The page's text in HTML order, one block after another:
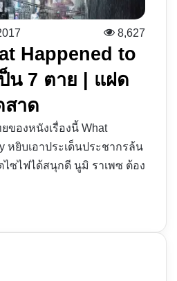
8,627
Happened to
น 7 ตาย | แฝด
สาด
ของหนังเรื่องนี้ What
หยิบเอาประเด็นประชากรล้น
ซไฟได้สนุกดี นูมิ ราเพซ ต้อง